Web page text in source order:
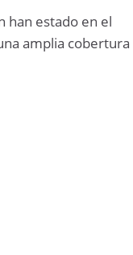
han estado en el
amplia cobertura